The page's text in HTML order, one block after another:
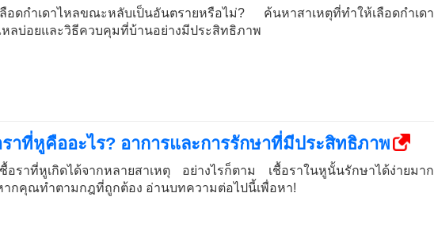
ลือดกำเดาไหลขณะหลับเป็นอันตรายหรือไม่? ค้นหาสาเหตุที่ทำให้เลือดกำเดา
หลบ่อยและวิธีควบคุมที่บ้านอย่างมีประสิทธิภาพ
ราที่หูคืออะไร? อาการและการรักษาที่มีประสิทธิภาพ
ชื้อราที่หูเกิดได้จากหลายสาเหตุ อย่างไรก็ตาม เชื้อราในหูนั้นรักษาได้ง่ายมาก
ากคุณทำตามกฎที่ถูกต้อง อ่านบทความต่อไปนี้เพื่อหา!